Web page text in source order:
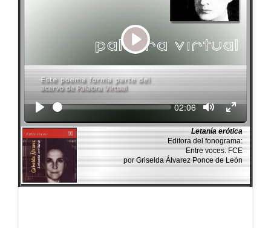
Play
Seek Current
02:06
Letanía erótica
Editora del fonograma:
Entre voces. FCE
por Griselda Álvarez Ponce de León